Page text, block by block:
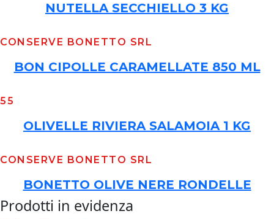
NUTELLA SECCHIELLO 3 KG
CONSERVE BONETTO SRL
BON CIPOLLE CARAMELLATE 850 ML
55
OLIVELLE RIVIERA SALAMOIA 1 KG
CONSERVE BONETTO SRL
BONETTO OLIVE NERE RONDELLE
Prodotti in evidenza